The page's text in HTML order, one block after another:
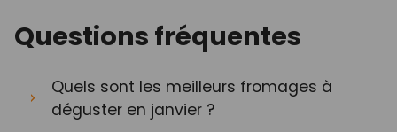
Questions fréquentes
Quels sont les meilleurs fromages à
déguster en janvier ?